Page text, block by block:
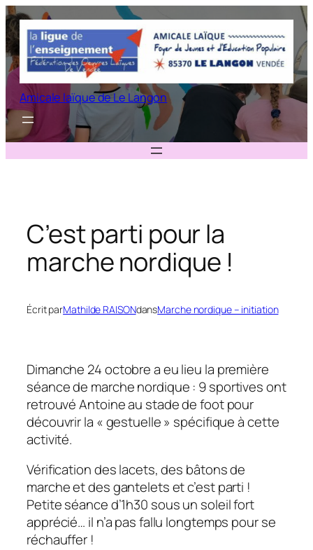
Aller
au
contenu
Amicale laïque de Le Langon
C’est parti pour la
marche nordique !
Écrit parMathilde RAISONdansMarche nordique – initiation
Dimanche 24 octobre a eu lieu la première
séance de marche nordique : 9 sportives ont
retrouvé Antoine au stade de foot pour
découvrir la « gestuelle » spécifique à cette
activité.
Vérification des lacets, des bâtons de
marche et des gantelets et c’est parti !
Petite séance d’1h30 sous un soleil fort
apprécié… il n’a pas fallu longtemps pour se
réchauffer !